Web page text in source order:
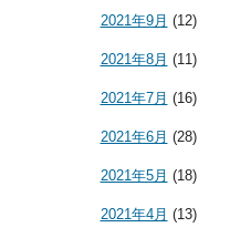
2021年9月 (12)
2021年8月 (11)
2021年7月 (16)
2021年6月 (28)
2021年5月 (18)
2021年4月 (13)